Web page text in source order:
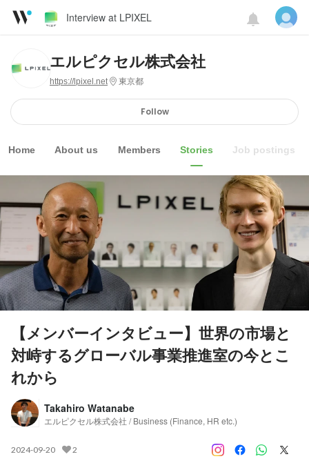
Interview at LPIXEL
エルピクセル株式会社
https://lpixel.net 東京都
Follow
Home About us Members Stories Job postings
【メンバーインタビュー】世界の市場と
対峙するグローバル事業推進室の今とこ
れから
Takahiro Watanabe
エルピクセル株式会社 / Business (Finance, HR etc.)
2024-09-20 2